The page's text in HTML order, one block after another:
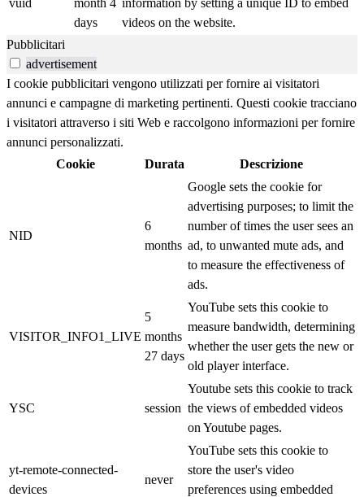
days
videos on the website.
Pubblicitari
advertisement
I cookie pubblicitari vengono utilizzati per fornire ai visitatori
annunci e campagne di marketing pertinenti. Questi cookie tracciano
i visitatori attraverso i siti Web e raccolgono informazioni per fornire
annunci personalizzati.
Cookie
Durata Descrizione
NID
6
months
Google sets the cookie for
advertising purposes; to limit the
number of times the user sees an
ad, to unwanted mute ads, and
to measure the effectiveness of
ads.
VISITOR_INFO1_LIVE
5
months
27 days
YouTube sets this cookie to
measure bandwidth, determining
whether the user gets the new or
old player interface.
YSC session
Youtube sets this cookie to track
the views of embedded videos
on Youtube pages.
yt-remote-connected-
devices
never
YouTube sets this cookie to
store the user's video
preferences using embedded